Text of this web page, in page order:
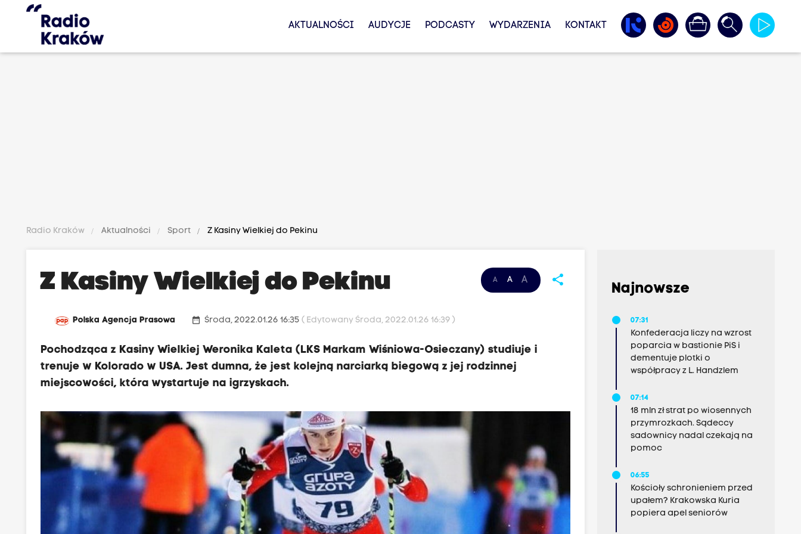
AKTUALNOŚCI AUDYCJE PODCASTY WYDARZENIA KONTAKT
Radio Kraków Aktualności Sport Z Kasiny Wielkiej do Pekinu
A A A share
Z Kasiny Wielkiej do Pekinu
Polska Agencja Prasowa date_range Środa, 2022.01.26 16:35( Edytowany Środa, 2022.01.26 16:39 )
Pochodząca z Kasiny Wielkiej Weronika Kaleta (LKS Markam Wiśniowa-Osieczany) studiuje i
trenuje w Kolorado w USA. Jest dumna, że jest kolejną narciarką biegową z jej rodzinnej
miejscowości, która wystartuje na igrzyskach.
Najnowsze
07:31
Konfederacja liczy na wzrost
poparcia w bastionie PiS i
dementuje plotki o
współpracy z L. Handzlem
07:14
18 mln zł strat po wiosennych
przymrozkach. Sądeccy
sadownicy nadal czekają na
pomoc
06:55
Kościoły schronieniem przed
upałem? Krakowska Kuria
popiera apel seniorów